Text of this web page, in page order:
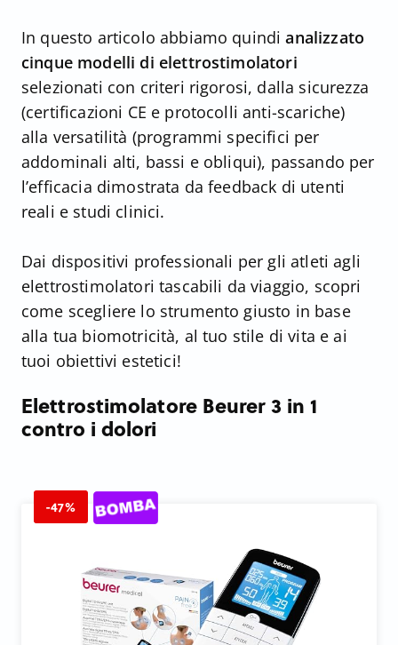
In questo articolo abbiamo quindianalizzato
cinque modelli di elettrostimolatori
selezionati con criteri rigorosi, dalla sicurezza
(certificazioni CE e protocolli anti-scariche)
alla versatilità (programmi specifici per
addominali alti, bassi e obliqui), passando per
l’efficacia dimostrata da feedback di utenti
reali e studi clinici.
Dai dispositivi professionali per gli atleti agli
elettrostimolatori tascabili da viaggio, scopri
come scegliere lo strumento giusto in base
alla tua biomotricità, al tuo stile di vita e ai
tuoi obiettivi estetici!
Elettrostimolatore Beurer 3 in 1
contro i dolori
-47%